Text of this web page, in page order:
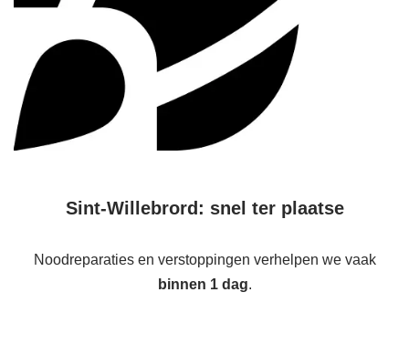
Sint-Willebrord: snel ter plaatse
Noodreparaties en verstoppingen verhelpen we vaak
binnen 1 dag.